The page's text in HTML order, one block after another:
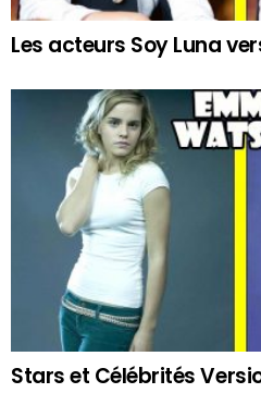
Les acteurs Soy Luna
Stars et Célébrités